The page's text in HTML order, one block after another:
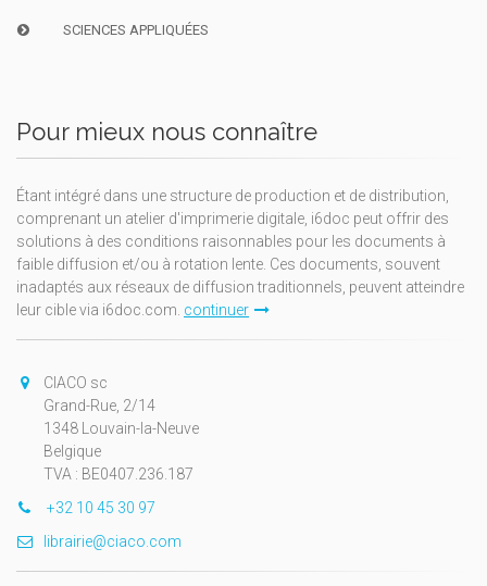
SCIENCES APPLIQUÉES
Pour mieux nous connaître
Étant intégré dans une structure de production et de distribution,
comprenant un atelier d'imprimerie digitale, i6doc peut offrir des
solutions à des conditions raisonnables pour les documents à
faible diffusion et/ou à rotation lente. Ces documents, souvent
inadaptés aux réseaux de diffusion traditionnels, peuvent atteindre
leur cible via i6doc.com. continuer
CIACO sc
Grand-Rue, 2/14
1348 Louvain-la-Neuve
Belgique
TVA : BE0407.236.187
+32 10 45 30 97
librairie@ciaco.com